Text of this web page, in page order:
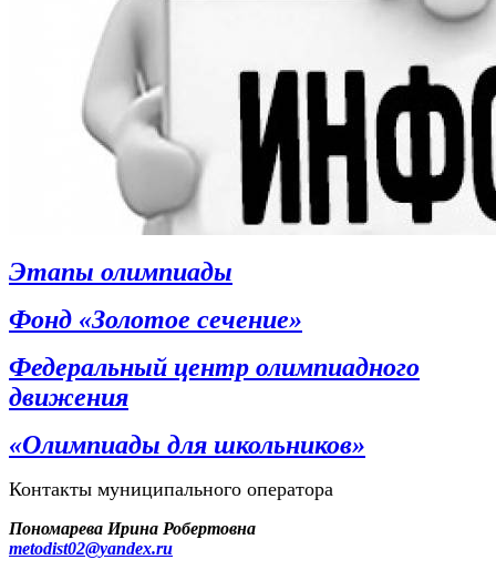
Этапы олимпиады
Фонд «Золотое сечение»
Федеральный центр олимпиадного
движения
«Олимпиады для школьников»
Контакты муниципального оператора
Пономарева Ирина Робертовна
metodist02@yandex.ru